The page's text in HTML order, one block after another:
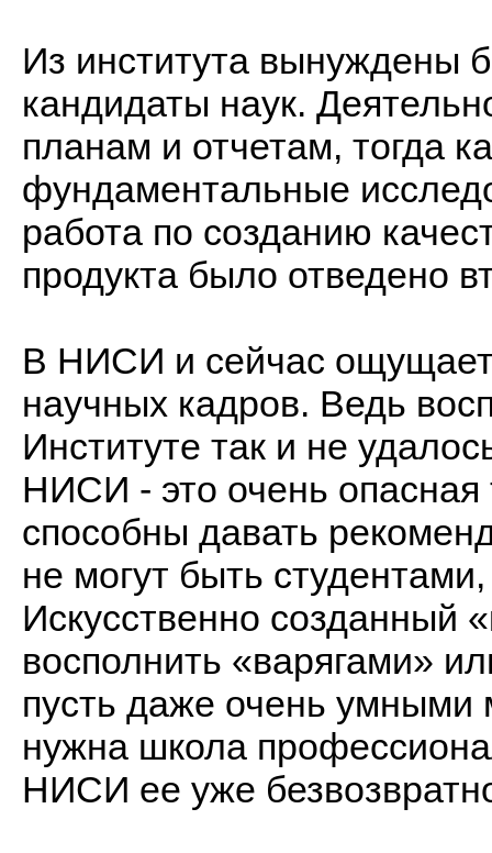
Из института вынуждены
кандидаты наук.
планам и отчетам, тогда
фундаментальные
работа по созданию
продукта было отведено
В НИСИ и сейчас
научных кадров. Ведь
Институте так и не
НИСИ - это очень
способны давать
не могут быть
Искусственно созданный
восполнить «варягами»
пусть даже очень
нужна школа
НИСИ ее уже